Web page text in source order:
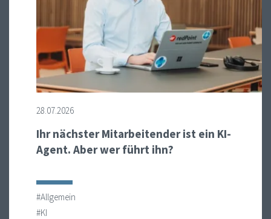
28.07.2026
Ihr nächster Mitarbeitender ist ein KI-
Agent. Aber wer führt ihn?
#Allgemein
#KI